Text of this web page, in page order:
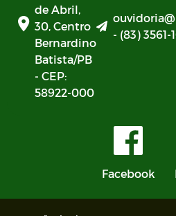
de Abril,
30, Centro
Bernardino
Batista/PB
- CEP:
58922-000
- (83) 3561-
Facebook